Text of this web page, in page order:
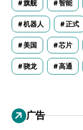
旗舰 智能
机器人 正式
美国 芯片
骁龙 高通
广告